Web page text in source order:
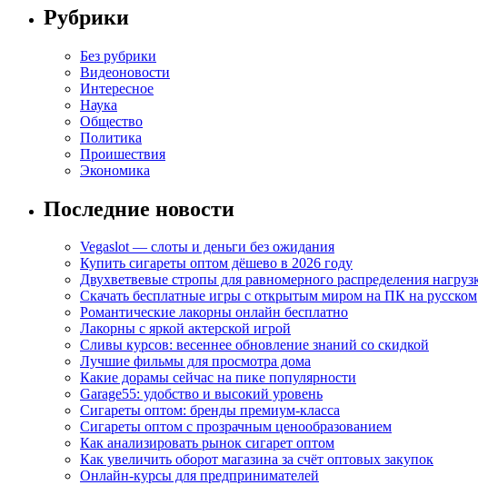
Рубрики
Без рубрики
Видеоновости
Интересное
Наука
Общество
Политика
Проишествия
Экономика
Последние новости
Vegaslot — слоты и деньги без ожидания
Купить сигареты оптом дёшево в 2026 году
Двухветвевые стропы для равномерного распределения
Скачать бесплатные игры с открытым миром на ПК на русском
Романтические лакорны онлайн бесплатно
Лакорны с яркой актерской игрой
Сливы курсов: весеннее обновление знаний со скидкой
Лучшие фильмы для просмотра дома
Какие дорамы сейчас на пике популярности
Garage55: удобство и высокий уровень
Сигареты оптом: бренды премиум-класса
Сигареты оптом с прозрачным ценообразованием
Как анализировать рынок сигарет оптом
Как увеличить оборот магазина за счёт оптовых закупок
Онлайн-курсы для предпринимателей